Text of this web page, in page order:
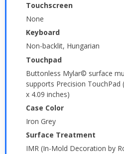
Touchscreen
None
Keyboard
Non-backlit, Hungarian
Touchpad
Buttonless Mylar© surface
supports Precision TouchPad
x 4.09 inches)
Case Color
Iron Grey
Surface Treatment
IMR (In-Mold Decoration by